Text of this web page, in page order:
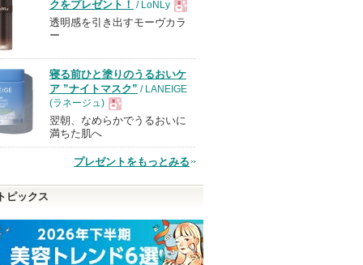
クをプレゼント！ / LoNLy
現
品
透明感を引き出すモーヴカラ
ー
寝る前ひと塗りのうるおいケ
ア ”ナイトマスク” / LANEIGE
(ラネージュ)
現
品
翌朝、なめらかでうるおいに
満ちた肌へ
プレゼントをもっとみる
ピックス